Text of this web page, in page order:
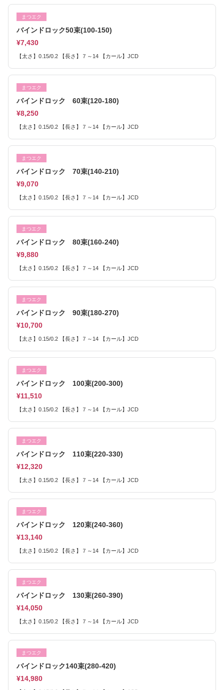
まつエク
バインドロック50束(100-150)
¥7,430
【太さ】0.15/0.2 【長さ】７～14 【カール】JCD
まつエク
バインドロック 60束(120-180)
¥8,250
【太さ】0.15/0.2 【長さ】７～14 【カール】JCD
まつエク
バインドロック 70束(140-210)
¥9,070
【太さ】0.15/0.2 【長さ】７～14 【カール】JCD
まつエク
バインドロック 80束(160-240)
¥9,880
【太さ】0.15/0.2 【長さ】７～14 【カール】JCD
まつエク
バインドロック 90束(180-270)
¥10,700
【太さ】0.15/0.2 【長さ】７～14 【カール】JCD
まつエク
バインドロック 100束(200-300)
¥11,510
【太さ】0.15/0.2 【長さ】７～14 【カール】JCD
まつエク
バインドロック 110束(220-330)
¥12,320
【太さ】0.15/0.2 【長さ】７～14 【カール】JCD
まつエク
バインドロック 120束(240-360)
¥13,140
【太さ】0.15/0.2 【長さ】７～14 【カール】JCD
まつエク
バインドロック 130束(260-390)
¥14,050
【太さ】0.15/0.2 【長さ】７～14 【カール】JCD
まつエク
バインドロック140束(280-420)
¥14,980